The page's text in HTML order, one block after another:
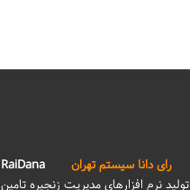
رای دانا سیستم تهران
RaiDana
تولید نرم افزارهای مدیریت زنجیره تامین